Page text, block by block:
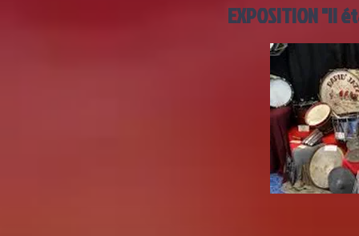
EXPOSITION "Il